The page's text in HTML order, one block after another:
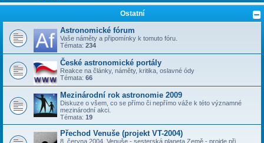
Ostatní
Astronomické fórum
Vaše náměty a připomínky k tomuto fóru.
Témata: 234
České astronomické portály
Reakce na články, náměty, kritika, oslavné ódy
Témata: 66
Mezinárodní rok astronomie 2009
Diskuze o všem, co se přímo či nepřímo váže k této významné
mezinárodní akci.
Témata: 19
Přechod Venuše (projekt VT-2004)
8. června 2004, Venuše - sesterská planeta Země - projde při